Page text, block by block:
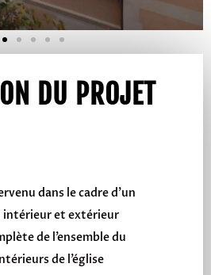
DU PROJET
dans le cadre d’un
intérieur et extérieur
de l’ensemble du
de l’église